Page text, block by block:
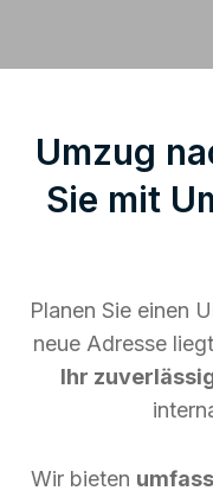
Umzug
Sie mit
Planen Sie einen
neue Adresse
Ihr
Wir bieten